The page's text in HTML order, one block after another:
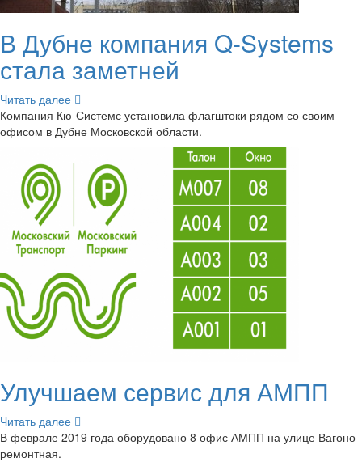
В Дубне ком­па­ния Q-​Systems
стала за­мет­ней
Чи­тать далее
Ком­па­ния Кю-​Системс уста­но­ви­ла флаг­што­ки рядом со своим
офи­сом в Дубне Мос­ков­ской об­ла­сти.
Улуч­ша­ем сер­вис для АМПП
Чи­тать далее
В фев­ра­ле 2019 года обо­ру­до­ва­но 8 офис АМПП на улице Ва­го­но­
ре­монт­ная.